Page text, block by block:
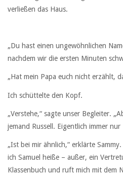
verließen das Haus.
„Du hast einen ungewöhnlichen
nachdem wir die ersten Minuten
„Hat mein Papa euch nicht erzählt,
Ich schüttelte den Kopf.
„Verstehe,“ sagte unser Begleiter.
jemand Russell. Eigentlich immer nur
„Ist bei mir ähnlich,“ erklärte
ich Samuel heiße – außer, ein
Klassenbuch und ruft mich mit dem